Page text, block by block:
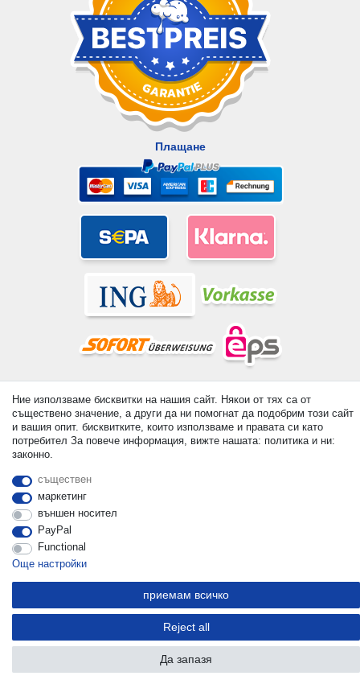
Плащане
Prices incl. VAT. 19% VAT Basic prices see article detail | *
Applies to deliveries to the UK!
Ние използваме бисквитки на нашия сайт. Някои от тях са от
съществено значение, а други да ни помогнат да подобрим този сайт
и вашия опит. бисквитките, които използваме и правата си като
потребител За повече информация, вижте нашата: политика и ни:
законно.
съществен
маркетинг
външен носител
PayPal
Functional
Още настройки
приемам всичко
Reject all
Да запазя